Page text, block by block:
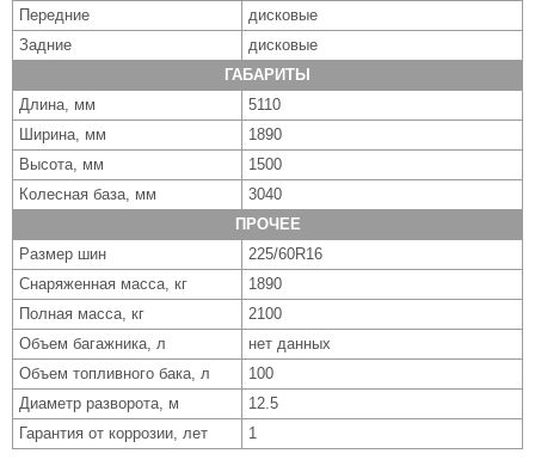
Передние
дисковые
Задние
дисковые
ГАБАРИТЫ
Длина, мм
5110
Ширина, мм
1890
Высота, мм
1500
Колесная база, мм
3040
ПРОЧЕЕ
Размер шин
225/60R16
Снаряженная масса, кг
1890
Полная масса, кг
2100
Объем багажника, л
нет данных
Объем топливного бака, л
100
Диаметр разворота, м
12.5
Гарантия от коррозии, лет
1